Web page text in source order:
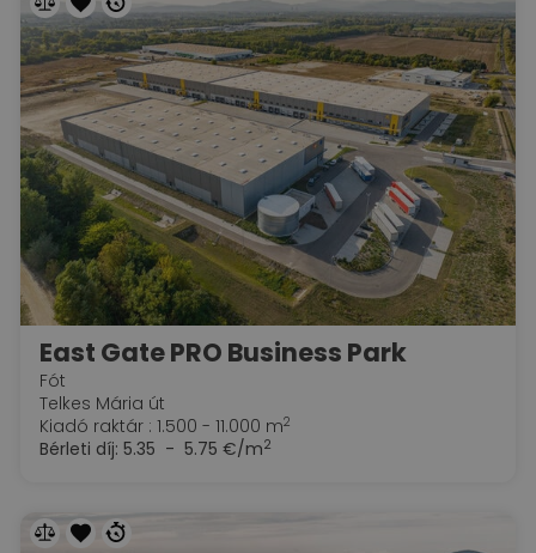
East Gate PRO Business Park
Fót
Telkes Mária út
Kiadó raktár : 1.500 - 11.000 m2
Bérleti díj: 5.35 - 5.75 €/m2